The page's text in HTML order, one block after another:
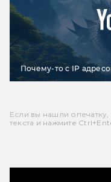
Почему-то с IP
Если вы нашли
текста и нажмите